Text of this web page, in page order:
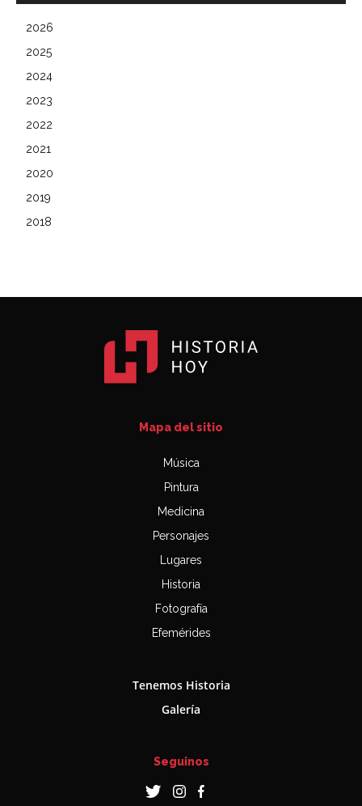
2026
2025
2024
2023
2022
2021
2020
2019
2018
Mapa del sitio
Música
Pintura
Medicina
Personajes
Lugares
Historia
Fotografía
Efemérides
Tenemos Historia
Galería
Seguinos